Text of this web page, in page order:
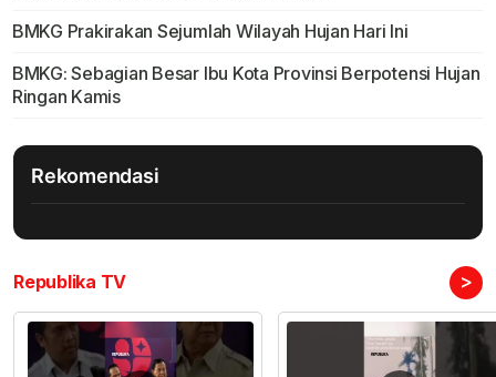
BMKG Prakirakan Sejumlah Wilayah Hujan Hari Ini
BMKG: Sebagian Besar Ibu Kota Provinsi Berpotensi Hujan
Ringan Kamis
Rekomendasi
Republika TV >